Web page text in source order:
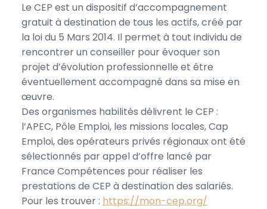
Le CEP est un dispositif d’accompagnement
gratuit à destination de tous les actifs, créé par
la loi du 5 Mars 2014. Il permet à tout individu de
rencontrer un conseiller pour évoquer son
projet d’évolution professionnelle et être
éventuellement accompagné dans sa mise en
œuvre.
Des organismes habilités délivrent le CEP :
l’APEC, Pôle Emploi, les missions locales, Cap
Emploi, des opérateurs privés régionaux ont été
sélectionnés par appel d’offre lancé par
France Compétences pour réaliser les
prestations de CEP à destination des salariés.
Pour les trouver : https://mon-cep.org/